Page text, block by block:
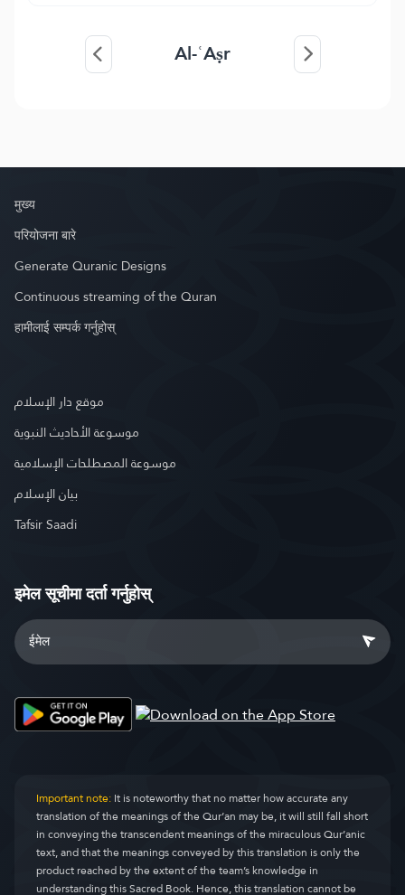
Al-ʿAṣr
मुख्य
परियोजना बारे
Generate Quranic Designs
Continuous streaming of the Quran
हामीलाई सम्पर्क गर्नुहोस्
موقع دار الإسلام
موسوعة الأحاديث النبوية
موسوعة المصطلحات الإسلامية
بيان الإسلام
Tafsir Saadi
इमेल सूचीमा दर्ता गर्नुहोस्
Important note:It is noteworthy that no matter how accurate any
translation of the meanings of the Qur’an may be, it will still fall short
in conveying the transcendent meanings of the miraculous Qur’anic
text, and that the meanings conveyed by this translation is only the
product reached by the extent of the team’s knowledge in
understanding this Sacred Book. Hence, this translation cannot be